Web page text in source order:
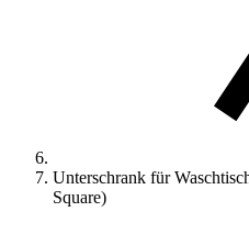
Unterschrank für
Square)